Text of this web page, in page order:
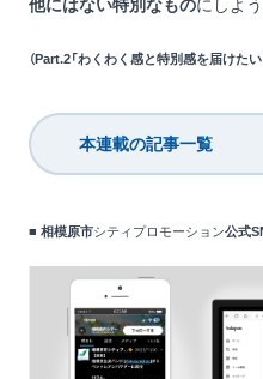
他にはない特別なものにしよ
（Part.2「わくわく感と特別感を届け
本連載の記事一覧
■ 相模原市シティプロモーション公式